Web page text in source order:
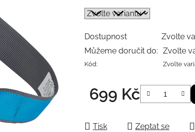
Dostupnost
Zvolte
Můžeme doručit do: Zvolte
Kód: Zvolte
699 Kč
Tisk
Zeptat se